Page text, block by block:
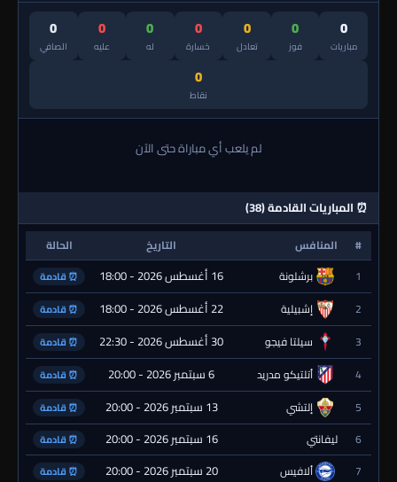
0
مباريات
0
فوز
0
تعادل
0
خسارة
0
له
0
عليه
0
الصافي
0
نقاط
لم يلعب أي مباراة حتى الآن
⏰ المباريات القادمة (38)
# المنافس التاريخ
الحالة
1
برشلونة 16 أغسطس 2026 - 18:00 ⏰ قادمة
2 إشبيلية 22 أغسطس 2026 - 18:00 ⏰ قادمة
3 سيلتا فيجو 30 أغسطس 2026 - 22:30 ⏰ قادمة
4 أتلتيكو مدريد 6 سبتمبر 2026 - 20:00 ⏰ قادمة
5 إلتشي 13 سبتمبر 2026 - 20:00 ⏰ قادمة
6 ليفانتي 16 سبتمبر 2026 - 20:00 ⏰ قادمة
7 ألافيس 20 سبتمبر 2026 - 20:00 ⏰ قادمة